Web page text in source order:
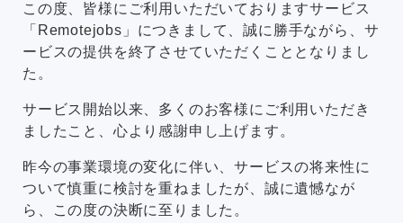
この度、皆様にご利用いただいておりますサービス
「Remotejobs」につきまして、誠に勝手ながら、サ
ービスの提供を終了させていただくこととなりまし
た。
サービス開始以来、多くのお客様にご利用いただき
ましたこと、心より感謝申し上げます。
昨今の事業環境の変化に伴い、サービスの将来性に
ついて慎重に検討を重ねましたが、誠に遺憾なが
ら、この度の決断に至りました。